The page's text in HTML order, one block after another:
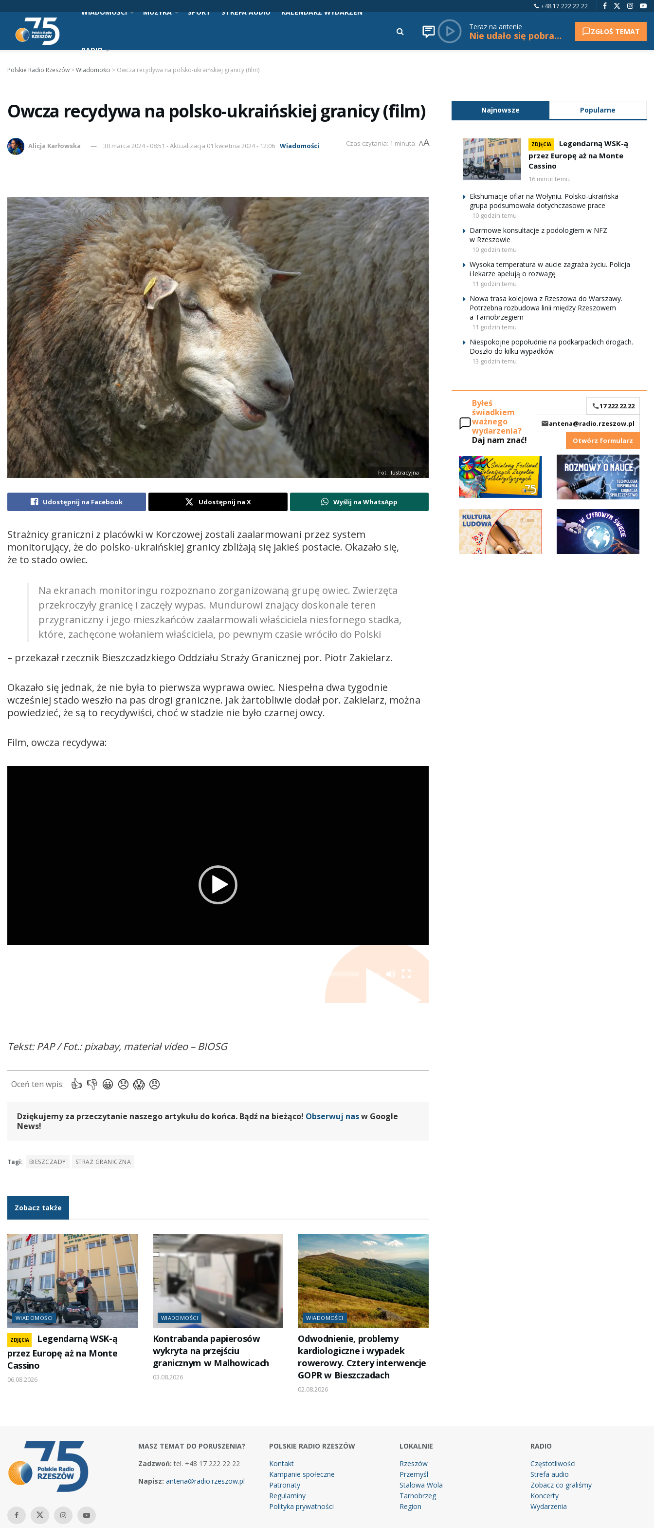
+48 17 222 22 22
WIADOMOŚCI MUZYKA SPORT STREFA AUDIO KALENDARZ WYDARZEŃ
RADIO
Teraz na antenie
Nie udało się pobrać tytułu. ZGŁOŚ TEMAT
Polskie Radio Rzeszów >Wiadomości > Owcza recydywa na polsko-ukraińskiej granicy (film)
Owcza recydywa na polsko-ukraińskiej granicy (film)
Alicja Karłowska 30 marca 2024 - 08:51 - Aktualizacja 01 kwietnia 2024 - 12:06 Wiadomości Czas czytania: 1 minuta AA
Fot. ilustracyjna
Udostępnij na Facebook Udostępnij na X Wyślij na WhatsApp
Strażnicy graniczni z placówki w Korczowej zostali zaalarmowani przez system
monitorujący, że do polsko-ukraińskiej granicy zbliżają się jakieś postacie. Okazało się,
że to stado owiec.
Na ekranach monitoringu rozpoznano zorganizowaną grupę owiec. Zwierzęta
przekroczyły granicę i zaczęły wypas. Mundurowi znający doskonale teren
przygraniczny i jego mieszkańców zaalarmowali właściciela niesfornego stadka,
które, zachęcone wołaniem właściciela, po pewnym czasie wróciło do Polski
– przekazał rzecznik Bieszczadzkiego Oddziału Straży Granicznej por. Piotr Zakielarz.
Okazało się jednak, że nie była to pierwsza wyprawa owiec. Niespełna dwa tygodnie
wcześniej stado weszło na pas drogi graniczne. Jak żartobliwie dodał por. Zakielarz, można
powiedzieć, że są to recydywiści, choć w stadzie nie było czarnej owcy.
Film, owcza recydywa:
00:45
Tekst: PAP / Fot.: pixabay, materiał video – BIOSG
Dziękujemy za przeczytanie naszego artykułu do końca. Bądź na bieżąco! Obserwuj nasw Google
News!
Tagi: BIESZCZADY STRAŻ GRANICZNA
Zobacz także
WIADOMOŚCI
ZDJĘCIA
Legendarną WSK-ą
przez Europę aż na Monte
Cassino
06.08.2026
WIADOMOŚCI
Kontrabanda papierosów
wykryta na przejściu
granicznym w Malhowicach
03.08.2026
WIADOMOŚCI
Odwodnienie, problemy
kardiologiczne i wypadek
rowerowy. Cztery interwencje
GOPR w Bieszczadach
02.08.2026
Najnowsze Popularne
ZDJĘCIA
Legendarną WSK-ą
przez Europę aż na Monte
Cassino
16 minut temu
Ekshumacje ofiar na Wołyniu. Polsko-ukraińska
grupa podsumowała dotychczasowe prace
10 godzin temu
Darmowe konsultacje z podologiem w NFZ
w Rzeszowie
10 godzin temu
Wysoka temperatura w aucie zagraża życiu. Policja
i lekarze apelują o rozwagę
11 godzin temu
Nowa trasa kolejowa z Rzeszowa do Warszawy.
Potrzebna rozbudowa linii między Rzeszowem
a Tarnobrzegiem
11 godzin temu
Niespokojne popołudnie na podkarpackich drogach.
Doszło do kilku wypadków
13 godzin temu
Byłeś
świadkiem
ważnego
wydarzenia?
Daj nam znać!
17 222 22 22
antena@radio.rzeszow.pl
Otwórz formularz
MASZ TEMAT DO PORUSZENIA?
Zadzwoń: tel. +48 17 222 22 22
Napisz: antena@radio.rzeszow.pl
POLSKIE RADIO RZESZÓW
Kontakt
Kampanie społeczne
Patronaty
Regulaminy
Polityka prywatności
LOKALNIE
Rzeszów
Przemyśl
Stalowa Wola
Tarnobrzeg
Region
RADIO
Częstotliwości
Strefa audio
Zobacz co graliśmy
Koncerty
Wydarzenia